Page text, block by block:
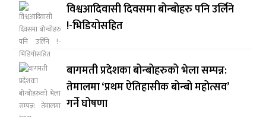
विश्वआदिवासी दिवसमा बोन्बोहरु पनि उर्लिने
!-भिडियोसहित
बागमती प्रदेशका बोन्बोहरुको भेला सम्पन्न:
तेमालमा ‘प्रथम ऐतिहासीक बोन्बो महोत्सव’
गर्ने घोषणा